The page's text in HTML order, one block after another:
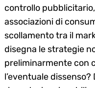
controllo
associazioni di
scollamento tra il
disegna le strategie
preliminarmente con
l’eventuale